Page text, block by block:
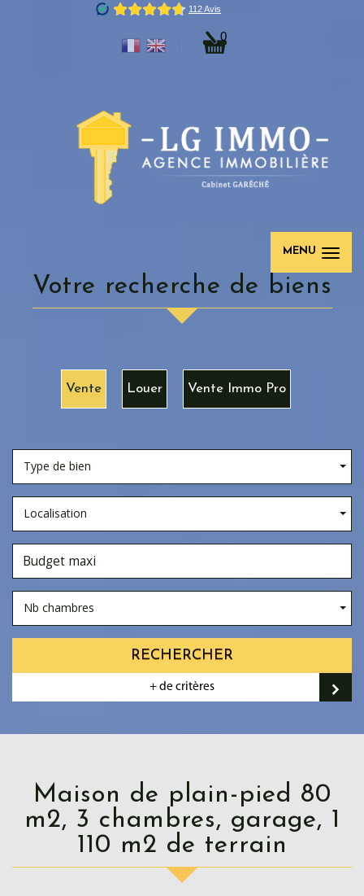
0
MENU
votre recherche de biens
Vente Louer Vente Immo Pro
Type de bien
Localisation
Nb chambres
RECHERCHER
+ de critères
Maison de plain-pied 80
m2, 3 chambres, garage, 1
110 m2 de terrain